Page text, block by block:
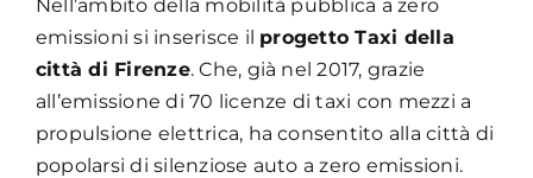
Nell’ambito della mobilità pubblica a zero
emissioni si inserisce il progetto Taxi della
città di Firenze. Che, già nel 2017, grazie
all’emissione di 70 licenze di taxi con mezzi a
propulsione elettrica, ha consentito alla città di
popolarsi di silenziose auto a zero emissioni.